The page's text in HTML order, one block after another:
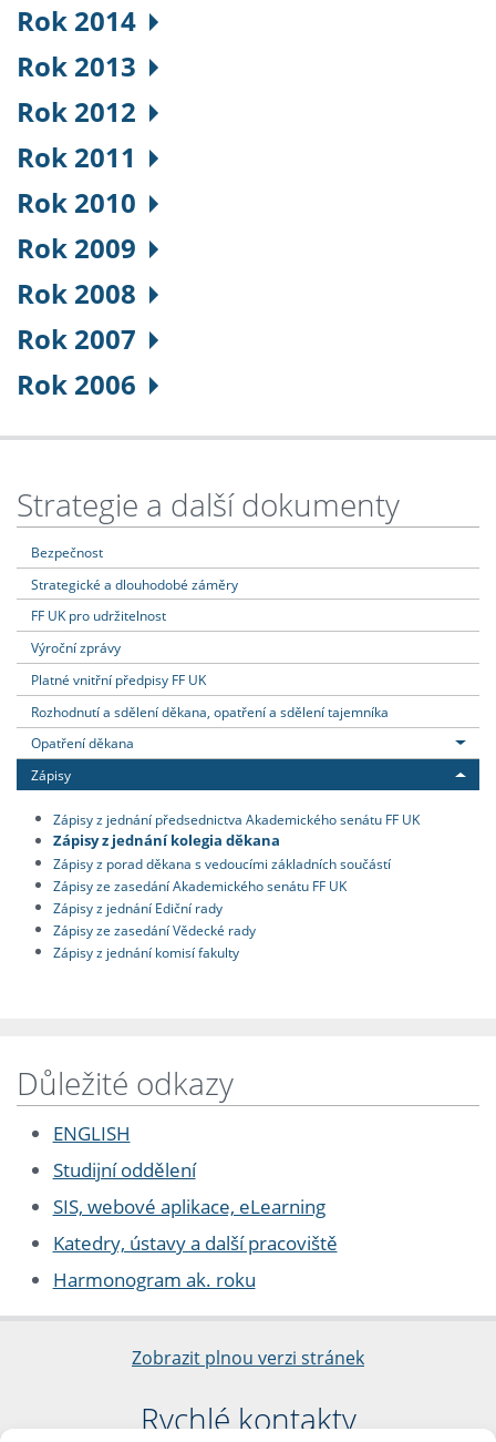
Rok 2014
Rok 2013
Rok 2012
Rok 2011
Rok 2010
Rok 2009
Rok 2008
Rok 2007
Rok 2006
Strategie a další dokumenty
Bezpečnost
Strategické a dlouhodobé záměry
FF UK pro udržitelnost
Výroční zprávy
Platné vnitřní předpisy FF UK
Rozhodnutí a sdělení děkana, opatření a sdělení tajemníka
Opatření děkana
Zápisy
Zápisy z jednání předsednictva Akademického senátu FF UK
Zápisy z jednání kolegia děkana
Zápisy z porad děkana s vedoucími základních součástí
Zápisy ze zasedání Akademického senátu FF UK
Zápisy z jednání Ediční rady
Zápisy ze zasedání Vědecké rady
Zápisy z jednání komisí fakulty
Důležité odkazy
ENGLISH
Studijní oddělení
SIS, webové aplikace, eLearning
Katedry, ústavy a další pracoviště
Harmonogram ak. roku
Zobrazit plnou verzi stránek
Rychlé kontakty